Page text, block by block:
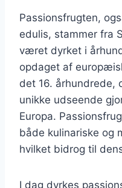
Passionsfrugten,
edulis, stammer fra
været dyrket i
opdaget af
det 16. århundrede,
unikke udseende
Europa.
både kulinariske og
hvilket bidrog til
I dag dyrkes